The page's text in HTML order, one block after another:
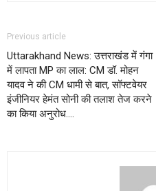
Previous article
Uttarakhand News: उत्तराखंड में गंगा
में लापता MP का लाल: CM डॉ. मोहन
यादव ने की CM धामी से बात, सॉफ्टवेयर
इंजीनियर हेमंत सोनी की तलाश तेज करने
का किया अनुरोध….